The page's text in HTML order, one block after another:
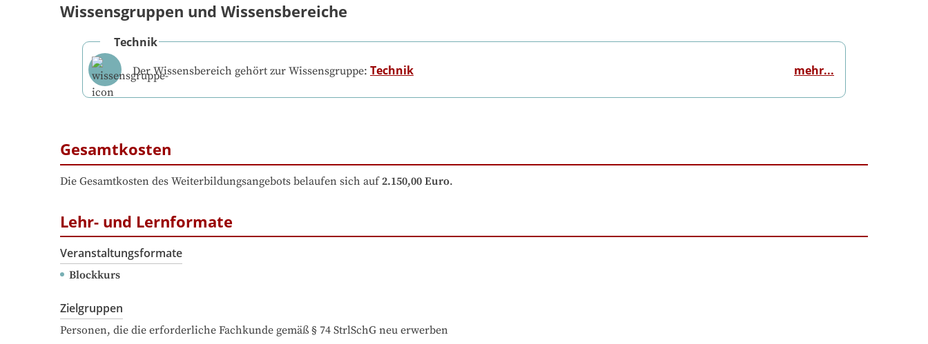
Wissensgruppen und Wissensbereiche
Technik
Der Wissensbereich gehört zur Wissensgruppe: Technik mehr...
Gesamtkosten
Die Gesamtkosten des Weiterbildungsangebots belaufen sich auf 2.150,00 Euro.
Lehr- und Lernformate
Veranstaltungsformate
Blockkurs
Zielgruppen
Personen, die die erforderliche Fachkunde gemäß § 74 StrlSchG neu erwerben